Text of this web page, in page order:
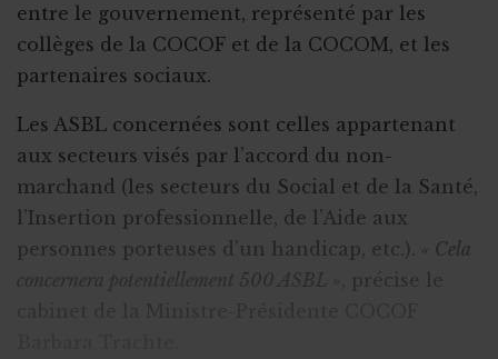
entre le gouvernement, représenté par les
collèges de la COCOF et de la COCOM, et les
partenaires sociaux.
Les ASBL concernées sont celles appartenant
aux secteurs visés par l’accord du non-
marchand (les secteurs du Social et de la Santé,
l’Insertion professionnelle, de l’Aide aux
personnes porteuses d’un handicap, etc.). « Cela
concernera potentiellement 500 ASBL »